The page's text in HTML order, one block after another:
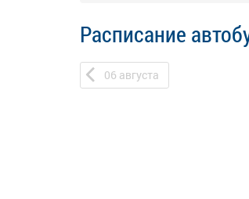
Расписание
06 августа